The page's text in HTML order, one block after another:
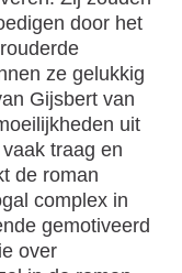
door het
ze gelukkig
Gijsbert van
uit
traag en
de roman
complex in
gemotiveerd
over